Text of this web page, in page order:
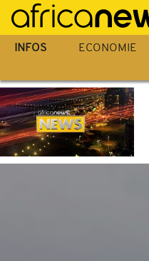
Passer
au
contenu
INFOS ECONOMIE